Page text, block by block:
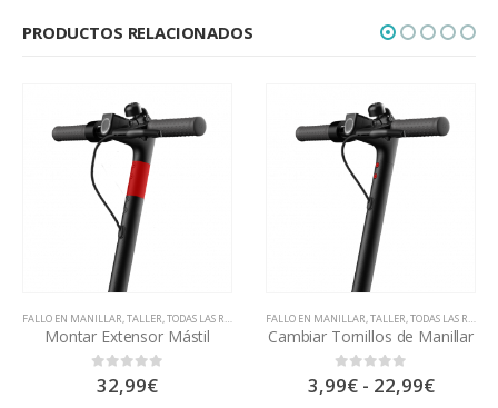
PRODUCTOS RELACIONADOS
FALLO EN MANILLAR,TALLER,TODAS LAS REAPARACIONES
Cambiar Tornillos de Manillar
0out of 5
3,99€ -22,99
FALLO ELECTRÓNICO,TALLER
No enciende (pedir presupuesto)
0out of 5
15,00€